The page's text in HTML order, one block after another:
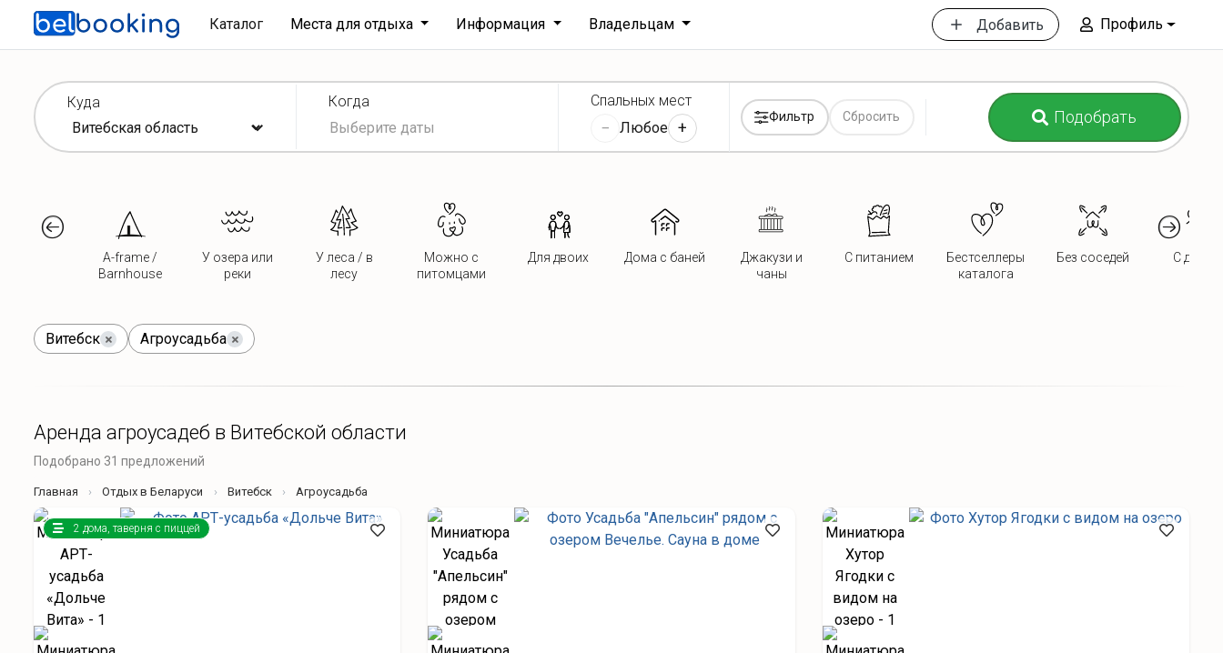
Каталог Места для отдыха Информация Владельцам Добавить Профиль
Куда Когда Спальных мест
− Любое +
Фильтр Сбросить Подобрать
A-frame /
Barnhouse
У озера или
реки
У леса / в
лесу
Можно с
питомцами
Для двоих Дома с баней
Джакузи и
чаны
С питанием
Бестселлеры
каталога
Без соседей С
Витебск Агроусадьба
Аренда агроусадеб в Витебской области
Подобрано 31 предложений
Главная Отдых в Беларуси Витебск Агроусадьба
2 дома, таверня с пиццей